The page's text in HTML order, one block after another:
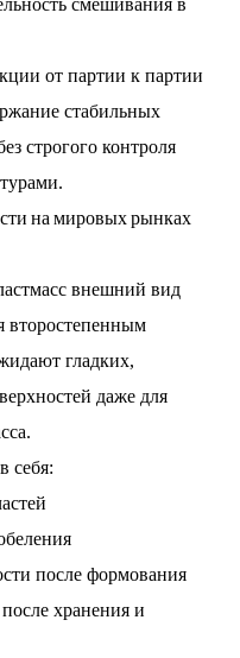
от партии к партии
стабильных
строгого контроля
на мировых рынках
внешний вид
второстепенным
гладких,
даже для
себя:
после формования
хранения и